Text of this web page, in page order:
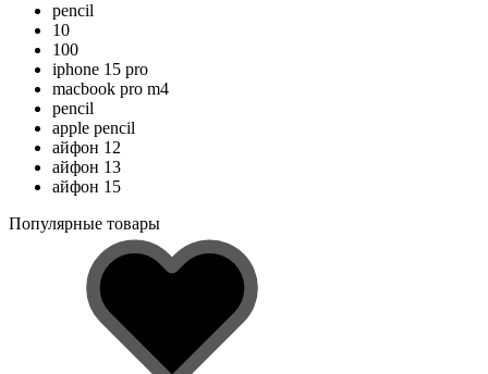
pencil
10
100
iphone 15 pro
macbook pro m4
pencil
apple pencil
айфон 12
айфон 13
айфон 15
Популярные товары